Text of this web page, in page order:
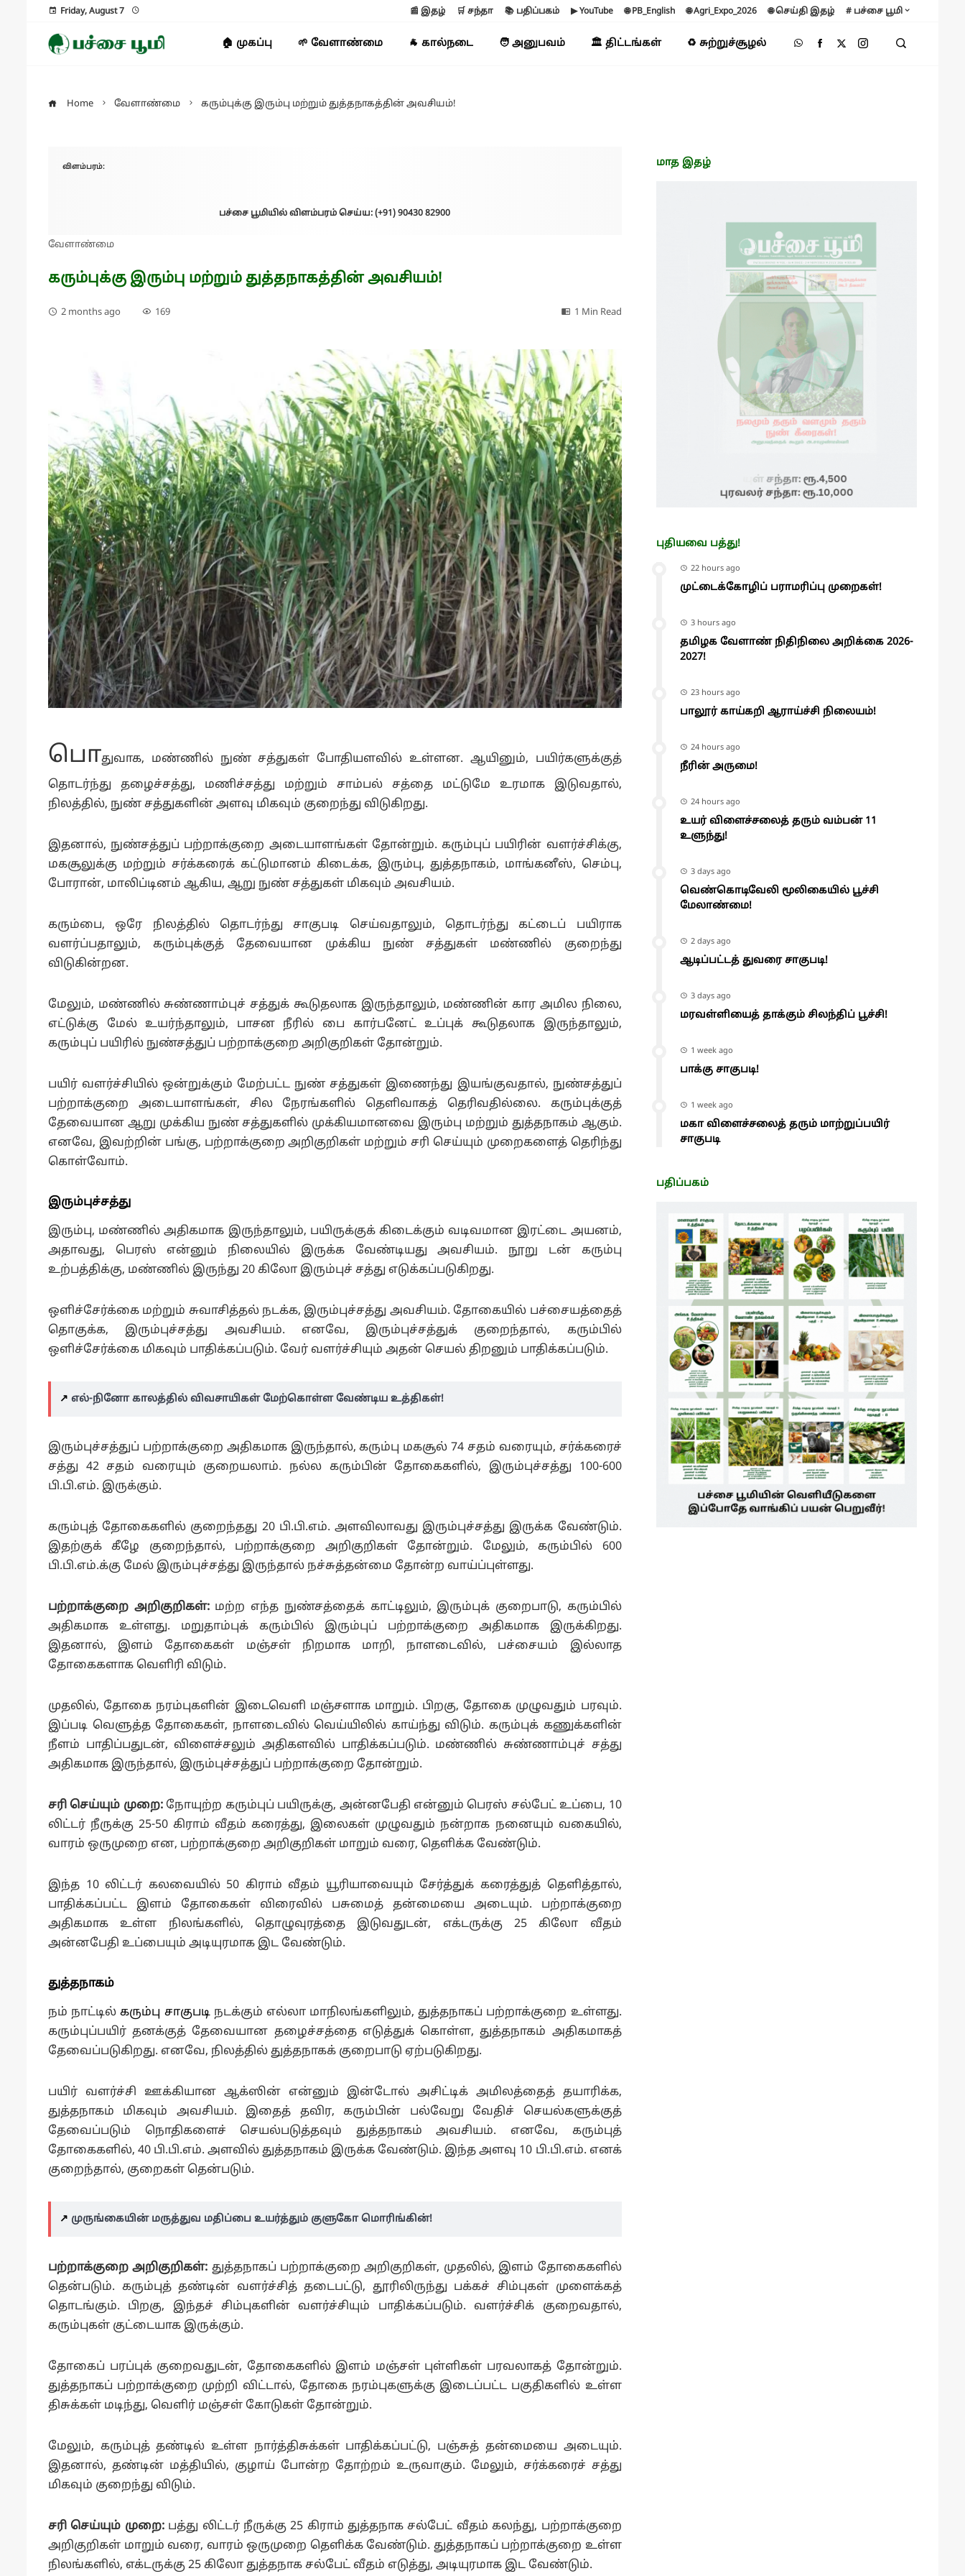
Friday, August 7 📰 இதழ் 🛒 சந்தா 📚 பதிப்பகம் ▶ YouTube 🌐 PB_English 🌐 Agri_Expo_2026 🌐 செய்தி இதழ் # பச்சை பூமி
🏠 முகப்பு 🌱 வேளாண்மை 🐐 கால்நடை 🧑 அனுபவம் 🏛️ திட்டங்கள் ♻️ சுற்றுச்சூழல்
Home வேளாண்மை கரும்புக்கு இரும்பு மற்றும் துத்தநாகத்தின் அவசியம்!
விளம்பரம்:
பச்சை பூமியில் விளம்பரம் செய்ய: (+91) 90430 82900
வேளாண்மை
கரும்புக்கு இரும்பு மற்றும் துத்தநாகத்தின் அவசியம்!
2 months ago 169 1 Min Read
பொதுவாக, மண்ணில் நுண் சத்துகள் போதியளவில் உள்ளன. ஆயினும், பயிர்களுக்குத்
தொடர்ந்து தழைச்சத்து, மணிச்சத்து மற்றும் சாம்பல் சத்தை மட்டுமே உரமாக இடுவதால்,
நிலத்தில், நுண் சத்துகளின் அளவு மிகவும் குறைந்து விடுகிறது.
இதனால், நுண்சத்துப் பற்றாக்குறை அடையாளங்கள் தோன்றும். கரும்புப் பயிரின் வளர்ச்சிக்கு,
மகசூலுக்கு மற்றும் சர்க்கரைக் கட்டுமானம் கிடைக்க, இரும்பு, துத்தநாகம், மாங்கனீஸ், செம்பு,
போரான், மாலிப்டினம் ஆகிய, ஆறு நுண் சத்துகள் மிகவும் அவசியம்.
கரும்பை, ஒரே நிலத்தில் தொடர்ந்து சாகுபடி செய்வதாலும், தொடர்ந்து கட்டைப் பயிராக
வளர்ப்பதாலும், கரும்புக்குத் தேவையான முக்கிய நுண் சத்துகள் மண்ணில் குறைந்து
விடுகின்றன.
மேலும், மண்ணில் சுண்ணாம்புச் சத்துக் கூடுதலாக இருந்தாலும், மண்ணின் கார அமில நிலை,
எட்டுக்கு மேல் உயர்ந்தாலும், பாசன நீரில் பை கார்பனேட் உப்புக் கூடுதலாக இருந்தாலும்,
கரும்புப் பயிரில் நுண்சத்துப் பற்றாக்குறை அறிகுறிகள் தோன்றும்.
பயிர் வளர்ச்சியில் ஒன்றுக்கும் மேற்பட்ட நுண் சத்துகள் இணைந்து இயங்குவதால், நுண்சத்துப்
பற்றாக்குறை அடையாளங்கள், சில நேரங்களில் தெளிவாகத் தெரிவதில்லை. கரும்புக்குத்
தேவையான ஆறு முக்கிய நுண் சத்துகளில் முக்கியமானவை இரும்பு மற்றும் துத்தநாகம் ஆகும்.
எனவே, இவற்றின் பங்கு, பற்றாக்குறை அறிகுறிகள் மற்றும் சரி செய்யும் முறைகளைத் தெரிந்து
கொள்வோம்.
இரும்புச்சத்து
இரும்பு, மண்ணில் அதிகமாக இருந்தாலும், பயிருக்குக் கிடைக்கும் வடிவமான இரட்டை அயனம்,
அதாவது, பெரஸ் என்னும் நிலையில் இருக்க வேண்டியது அவசியம். நூறு டன் கரும்பு
உற்பத்திக்கு, மண்ணில் இருந்து 20 கிலோ இரும்புச் சத்து எடுக்கப்படுகிறது.
ஒளிச்சேர்க்கை மற்றும் சுவாசித்தல் நடக்க, இரும்புச்சத்து அவசியம். தோகையில் பச்சையத்தைத்
தொகுக்க, இரும்புச்சத்து அவசியம். எனவே, இரும்புச்சத்துக் குறைந்தால், கரும்பில்
ஒளிச்சேர்க்கை மிகவும் பாதிக்கப்படும். வேர் வளர்ச்சியும் அதன் செயல் திறனும் பாதிக்கப்படும்.
↗️ எல்-நினோ காலத்தில் விவசாயிகள் மேற்கொள்ள வேண்டிய உத்திகள்!
இரும்புச்சத்துப் பற்றாக்குறை அதிகமாக இருந்தால், கரும்பு மகசூல் 74 சதம் வரையும், சர்க்கரைச்
சத்து 42 சதம் வரையும் குறையலாம். நல்ல கரும்பின் தோகைகளில், இரும்புச்சத்து 100-600
பி.பி.எம். இருக்கும்.
கரும்புத் தோகைகளில் குறைந்தது 20 பி.பி.எம். அளவிலாவது இரும்புச்சத்து இருக்க வேண்டும்.
இதற்குக் கீழே குறைந்தால், பற்றாக்குறை அறிகுறிகள் தோன்றும். மேலும், கரும்பில் 600
பி.பி.எம்.க்கு மேல் இரும்புச்சத்து இருந்தால் நச்சுத்தன்மை தோன்ற வாய்ப்புள்ளது.
பற்றாக்குறை அறிகுறிகள்:மற்ற எந்த நுண்சத்தைக் காட்டிலும், இரும்புக் குறைபாடு, கரும்பில்
அதிகமாக உள்ளது. மறுதாம்புக் கரும்பில் இரும்புப் பற்றாக்குறை அதிகமாக இருக்கிறது.
இதனால், இளம் தோகைகள் மஞ்சள் நிறமாக மாறி, நாளடைவில், பச்சையம் இல்லாத
தோகைகளாக வெளிரி விடும்.
முதலில், தோகை நரம்புகளின் இடைவெளி மஞ்சளாக மாறும். பிறகு, தோகை முழுவதும் பரவும்.
இப்படி வெளுத்த தோகைகள், நாளடைவில் வெய்யிலில் காய்ந்து விடும். கரும்புக் கணுக்களின்
நீளம் பாதிப்பதுடன், விளைச்சலும் அதிகளவில் பாதிக்கப்படும். மண்ணில் சுண்ணாம்புச் சத்து
அதிகமாக இருந்தால், இரும்புச்சத்துப் பற்றாக்குறை தோன்றும்.
சரி செய்யும் முறை:நோயுற்ற கரும்புப் பயிருக்கு, அன்னபேதி என்னும் பெரஸ் சல்பேட் உப்பை, 10
லிட்டர் நீருக்கு 25-50 கிராம் வீதம் கரைத்து, இலைகள் முழுவதும் நன்றாக நனையும் வகையில்,
வாரம் ஒருமுறை என, பற்றாக்குறை அறிகுறிகள் மாறும் வரை, தெளிக்க வேண்டும்.
இந்த 10 லிட்டர் கலவையில் 50 கிராம் வீதம் யூரியாவையும் சேர்த்துக் கரைத்துத் தெளித்தால்,
பாதிக்கப்பட்ட இளம் தோகைகள் விரைவில் பசுமைத் தன்மையை அடையும். பற்றாக்குறை
அதிகமாக உள்ள நிலங்களில், தொழுவுரத்தை இடுவதுடன், எக்டருக்கு 25 கிலோ வீதம்
அன்னபேதி உப்பையும் அடியுரமாக இட வேண்டும்.
துத்தநாகம்
நம் நாட்டில்கரும்பு சாகுபடிநடக்கும் எல்லா மாநிலங்களிலும், துத்தநாகப் பற்றாக்குறை உள்ளது.
கரும்புப்பயிர் தனக்குத் தேவையான தழைச்சத்தை எடுத்துக் கொள்ள, துத்தநாகம் அதிகமாகத்
தேவைப்படுகிறது. எனவே, நிலத்தில் துத்தநாகக் குறைபாடு ஏற்படுகிறது.
பயிர் வளர்ச்சி ஊக்கியான ஆக்ஸின் என்னும் இன்டோல் அசிட்டிக் அமிலத்தைத் தயாரிக்க,
துத்தநாகம் மிகவும் அவசியம். இதைத் தவிர, கரும்பின் பல்வேறு வேதிச் செயல்களுக்குத்
தேவைப்படும் நொதிகளைச் செயல்படுத்தவும் துத்தநாகம் அவசியம். எனவே, கரும்புத்
தோகைகளில், 40 பி.பி.எம். அளவில் துத்தநாகம் இருக்க வேண்டும். இந்த அளவு 10 பி.பி.எம். எனக்
குறைந்தால், குறைகள் தென்படும்.
↗️ முருங்கையின் மருத்துவ மதிப்பை உயர்த்தும் குளுகோ மொரிங்கின்!
பற்றாக்குறை அறிகுறிகள்: துத்தநாகப் பற்றாக்குறை அறிகுறிகள், முதலில், இளம் தோகைகளில்
தென்படும். கரும்புத் தண்டின் வளர்ச்சித் தடைபட்டு, தூரிலிருந்து பக்கச் சிம்புகள் முளைக்கத்
தொடங்கும். பிறகு, இந்தச் சிம்புகளின் வளர்ச்சியும் பாதிக்கப்படும். வளர்ச்சிக் குறைவதால்,
கரும்புகள் குட்டையாக இருக்கும்.
தோகைப் பரப்புக் குறைவதுடன், தோகைகளில் இளம் மஞ்சள் புள்ளிகள் பரவலாகத் தோன்றும்.
துத்தநாகப் பற்றாக்குறை முற்றி விட்டால், தோகை நரம்புகளுக்கு இடைப்பட்ட பகுதிகளில் உள்ள
திசுக்கள் மடிந்து, வெளிர் மஞ்சள் கோடுகள் தோன்றும்.
மேலும், கரும்புத் தண்டில் உள்ள நார்த்திசுக்கள் பாதிக்கப்பட்டு, பஞ்சுத் தன்மையை அடையும்.
இதனால், தண்டின் மத்தியில், குழாய் போன்ற தோற்றம் உருவாகும். மேலும், சர்க்கரைச் சத்து
மிகவும் குறைந்து விடும்.
சரி செய்யும் முறை:பத்து லிட்டர் நீருக்கு 25 கிராம் துத்தநாக சல்பேட் வீதம் கலந்து, பற்றாக்குறை
அறிகுறிகள் மாறும் வரை, வாரம் ஒருமுறை தெளிக்க வேண்டும். துத்தநாகப் பற்றாக்குறை உள்ள
நிலங்களில், எக்டருக்கு 25 கிலோ துத்தநாக சல்பேட் வீதம் எடுத்து, அடியுரமாக இட வேண்டும்.
மாத இதழ்
புதியவை பத்து!
22 hours ago
முட்டைக்கோழிப் பராமரிப்பு முறைகள்!
3 hours ago
தமிழக வேளாண் நிதிநிலை அறிக்கை 2026-
2027!
23 hours ago
பாலூர் காய்கறி ஆராய்ச்சி நிலையம்!
24 hours ago
நீரின் அருமை!
24 hours ago
உயர் விளைச்சலைத் தரும் வம்பன் 11
உளுந்து!
3 days ago
வெண்கொடிவேலி மூலிகையில் பூச்சி
மேலாண்மை!
2 days ago
ஆடிப்பட்டத் துவரை சாகுபடி!
3 days ago
மரவள்ளியைத் தாக்கும் சிலந்திப் பூச்சி!
1 week ago
பாக்கு சாகுபடி!
1 week ago
மகா விளைச்சலைத் தரும் மாற்றுப்பயிர்
சாகுபடி
பதிப்பகம்